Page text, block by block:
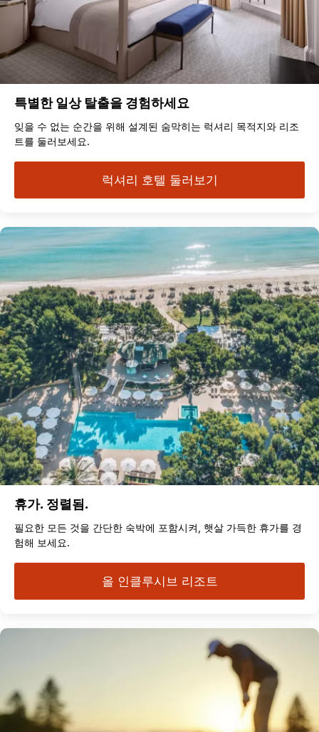
특별한 일상 탈출을 경험하세요
잊을 수 없는 순간을 위해 설계된 숨막히는 럭셔리 목적지와 리조
트를 둘러보세요.
럭셔리 호텔 둘러보기
휴가. 정렬됨.
필요한 모든 것을 간단한 숙박에 포함시켜, 햇살 가득한 휴가를 경
험해 보세요.
올 인클루시브 리조트